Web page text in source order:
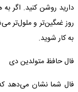
دارید روشن کنید. اگر
روز غمگین‌تر و ملول‌تر
به کار شوید.
فال حافظ متولدین دی
فال شما نشان می‌دهد